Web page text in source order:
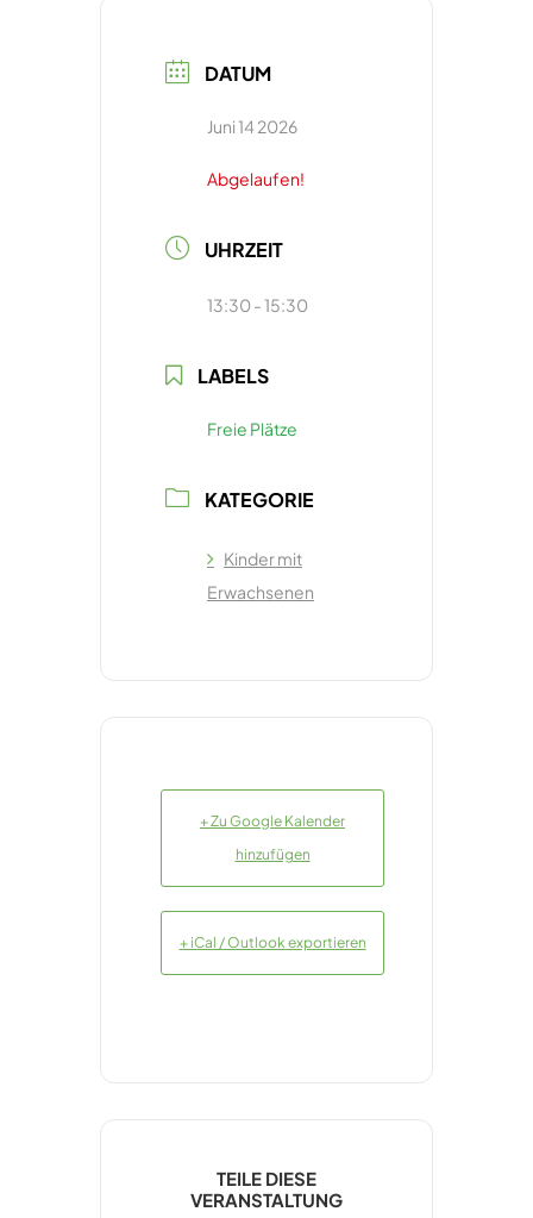
DATUM
Juni 14 2026
Abgelaufen!
UHRZEIT
13:30 - 15:30
LABELS
Freie Plätze
KATEGORIE
Kinder mit
Erwachsenen
+ Zu Google Kalender
hinzufügen
+ iCal / Outlook exportieren
TEILE DIESE
VERANSTALTUNG